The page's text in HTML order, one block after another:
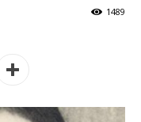
1489